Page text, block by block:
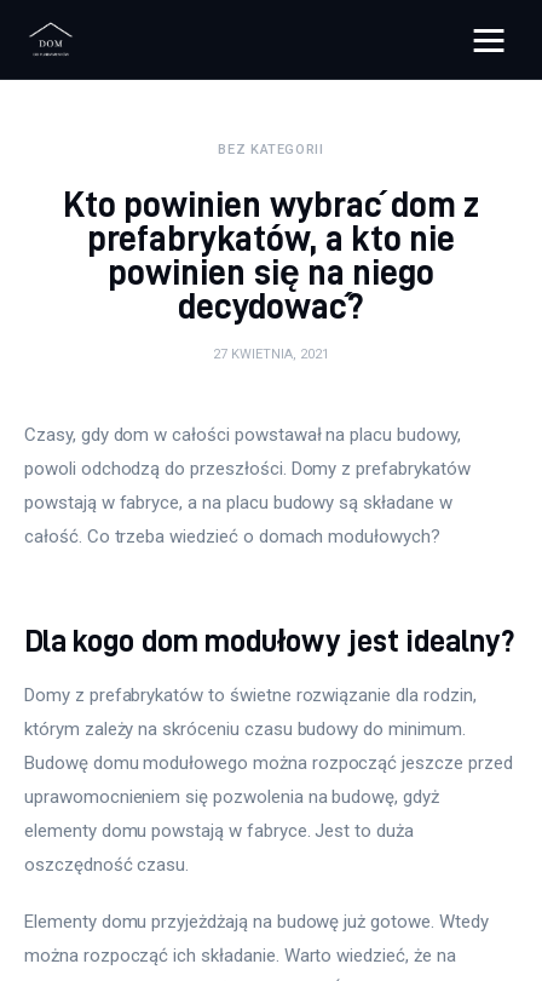
Bloggers Unite
Materiały budowlane
Meble
Oświetlenie
Remont
Więcej
BEZ KATEGORII
Kto powinien wybrać dom z
prefabrykatów, a kto nie
powinien się na niego
decydować?
27 KWIETNIA, 2021
Czasy, gdy dom w całości powstawał na placu budowy,
powoli odchodzą do przeszłości. Domy z prefabrykatów
powstają w fabryce, a na placu budowy są składane w
całość. Co trzeba wiedzieć o domach modułowych?
Dla kogo dom modułowy jest idealny?
Domy z prefabrykatów to świetne rozwiązanie dla rodzin,
którym zależy na skróceniu czasu budowy do minimum.
Budowę domu modułowego można rozpocząć jeszcze przed
uprawomocnieniem się pozwolenia na budowę, gdyż
elementy domu powstają w fabryce. Jest to duża
oszczędność czasu.
Elementy domu przyjeżdżają na budowę już gotowe. Wtedy
można rozpocząć ich składanie. Warto wiedzieć, że na